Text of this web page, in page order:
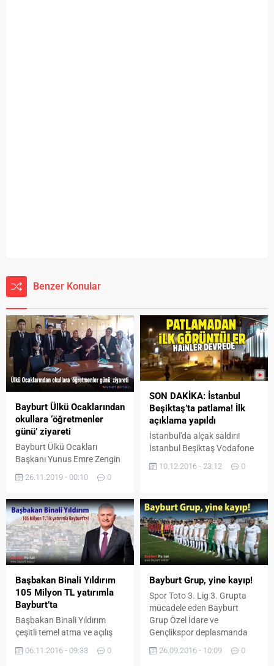
Benzer Konular
Bayburt Ülkü Ocaklarından
okullara ‘öğretmenler
günü’ ziyareti
Bayburt Ülkü Ocakları
Başkanı Yunus Emre Zengin
temsilcileri 24 Kasım
münasebetiyle tüm liseleri ve
Bayburt Üniversitesi’ni
ziyaret ederek öğretmenler
ile akademisyenlere karanfil
takdim etti. Ziyaretlerde tüm
akademisyenlerin
Öğretmenler Gününü özel
olarak kutlayan ve hasbihal
eden Ocak Başkanı Zengin,
Ülkü Ocaklarının ilim ve
26.11.2019 - 00:10 0
SON DAKİKA: İstanbul
Beşiktaş’ta patlama! İlk
açıklama yapıldı
İstanbul'da alçak saldırı!
İstanbul Beşiktaş Vodafone
Beşiktaş-Bursaspor maçının
bombalı araçla saldırı
düzenlendi. Kalleş saldırıda
patlama sesi İstanbul'un
birçok semtinden duyuldu.
İçişleri Bakanı Süleyman
Soylu İstanbul’daki patlama
olduğunu ve iki ayrı patlama
olmuş olabileceğini belirtti.
Yaralılar Şişli Etfal ve
Gümüşsuyu'ndaki
hastanelere...
10.12.2016 - 23:12 0
Başbakan Binali Yıldırım
105 Milyon TL yatırımla
Bayburt’ta
Başbakan Binali Yıldırım
çeşitli temel atma ve açılış
Bayburt’a geliyor. Bayburt’a
06.11.2016 - 09:33 0
Bayburt Grup, yine kayıp!
Spor Toto 3. Lig 3. Grupta
mücadele eden Bayburt
Grup Özel İdare ve
Gençlikspor deplasmanda
ile karşılaştı. İlk üç haftadır
26.09.2016 - 10:09 0